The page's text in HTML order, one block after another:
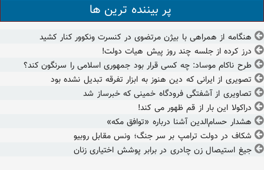
پر بیننده ترین ها
هنگامه از همراهی با بیژن مرتضوی در کنسرت ونکوور کنار کشید
درز کرده از جلسه چند روز پیش هیات دولت!
طرح ناکام موساد: چه کسی قرار بود جمهوری اسلامی را سرنگون کند؟
تصویری از ایرانی که دین هنوز به ابزار تفرقه تبدیل نشده بود
تصاویری از آشفتگی فرودگاه خمینی که خبرساز شد
دراکولا این بار از قم ظهور می کند!
هشدار حسام‌الدین آشنا درباره «توافق مکه»
شکاف در دولت ترامپ بر سر جنگ؛ ونس مقابل روبیو
جیغ استیصال زن چادری در برابر پوشش اختیاری زنان